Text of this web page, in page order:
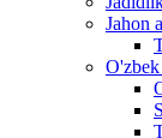
Jahon